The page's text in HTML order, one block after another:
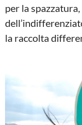
per la
la raccolta